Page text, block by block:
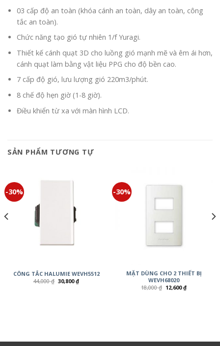
03 cấp độ an toàn (khóa cánh an toàn, dây an toàn, công
tắc an toàn).
Chức năng tạo gió tự nhiên 1/f Yuragi.
Thiết kế cánh quạt 3D cho luồng gió mạnh mẽ và êm ái hơn,
cánh quạt làm bằng vật liệu PPG cho độ bền cao.
7 cấp độ gió, lưu lượng gió 220m3/phút.
8 chế độ hẹn giờ (1-8 giờ).
Điều khiển từ xa với màn hình LCD.
SẢN PHẨM TƯƠNG TỰ
-30%
CÔNG TẮC HALUMIE WEVH5512
44,000₫ 30,800₫
-30%
MẶT DÙNG CHO 2 THIẾT BỊ
WEVH68020
18,000₫ 12,600₫